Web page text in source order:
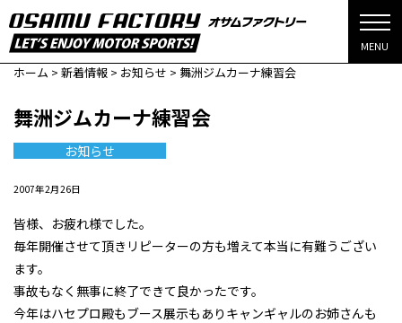
MENU
ホーム > 新着情報 > お知らせ > 舞洲ジムカーナ練習会
舞洲ジムカーナ練習会
お知らせ
2007年2月26日
皆様、お疲れ様でした。
毎年開催させて頂きリピーターの方も増えて本当に有難うござい
ます。
事故もなく無事に終了できて良かったです。
今年はハセプロ殿もブース展示もありキャンギャルのお姉さんも